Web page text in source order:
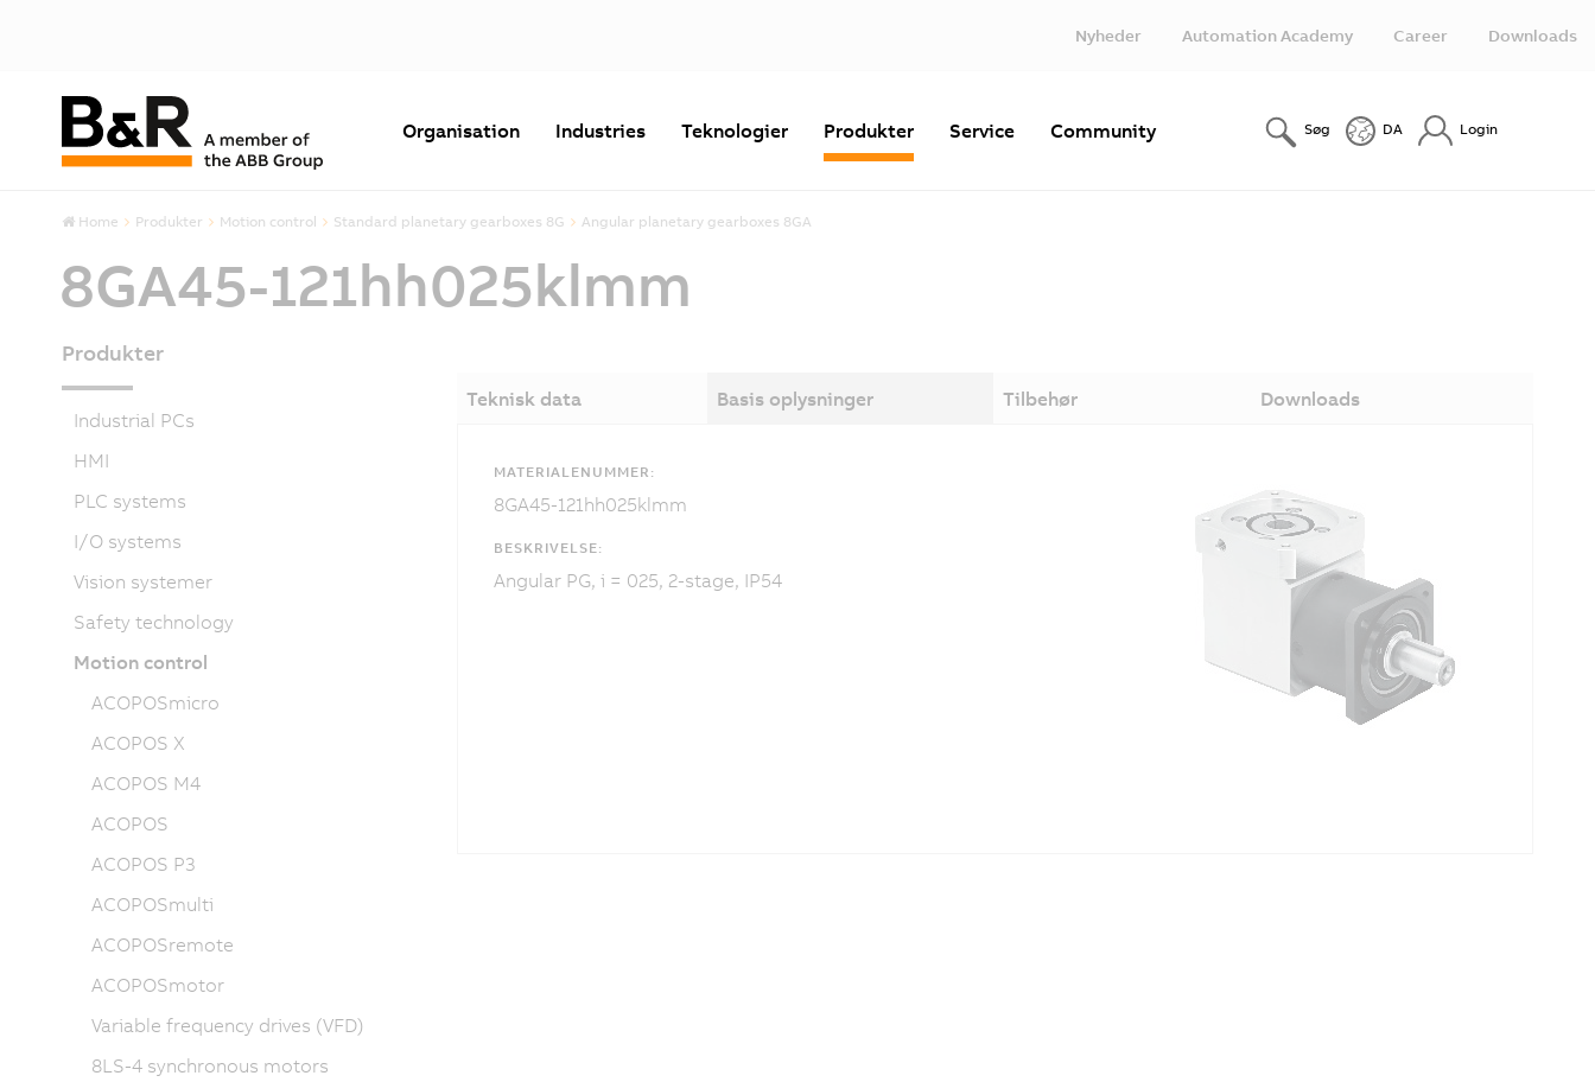
Nyheder Automation Academy Career Downloads
Organisation Industries Teknologier Produkter Service Community Søg DA Login
Home Produkter Motion control Standard planetary gearboxes 8G Angular planetary gearboxes 8GA
8GA45-121hh025klmm
Teknisk data Basis oplysninger Tilbehør Downloads
MATERIALENUMMER:
8GA45-121hh025klmm
BESKRIVELSE:
Angular PG, i = 025, 2-stage, IP54
Produkter
Industrial PCs
HMI
PLC systems
I/O systems
Vision systemer
Safety technology
Motion control
ACOPOSmicro
ACOPOS X
ACOPOS M4
ACOPOS
ACOPOS P3
ACOPOSmulti
ACOPOSremote
ACOPOSmotor
Variable frequency drives (VFD)
8LS-4 synchronous motors